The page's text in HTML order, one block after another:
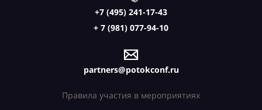
+7 (495) 241-17-43
+ 7 (981) 077-94-10
partners@potokconf.ru
Правила участия в мероприятиях